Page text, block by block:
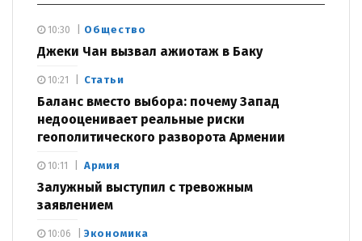
Общество
Джеки Чан вызвал ажиотаж в Баку
10:30
Статьи
Баланс вместо выбора: почему Запад
недооценивает реальные риски
геополитического разворота Армении
10:21
Армия
Залужный выступил с тревожным
заявлением
10:11
Экономика
10:06